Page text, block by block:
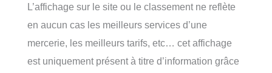
L’affichage sur le site ou le classement ne reflète
en aucun cas les meilleurs services d’une
mercerie, les meilleurs tarifs, etc… cet affichage
est uniquement présent à titre d’information grâce